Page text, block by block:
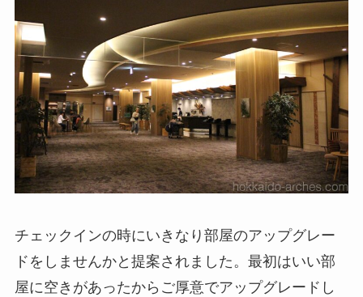
チェックインの時にいきなり部屋のアップグレー
ドをしませんかと提案されました。最初はいい部
屋に空きがあったからご厚意でアップグレードし